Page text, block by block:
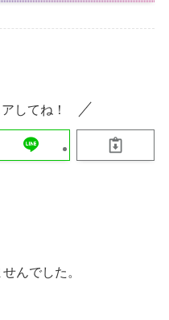
してね！
んでした。